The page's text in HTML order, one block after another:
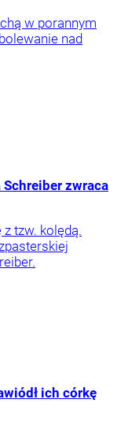
w porannym
nad
zwraca
tzw. kolędą.
ich córkę